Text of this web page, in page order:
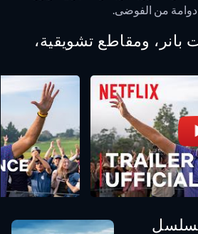
من الفوضى.
بانر، ومقاطع تشويقية،